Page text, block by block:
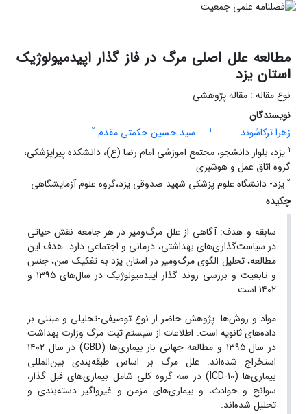
مطالعه علل اصلی مرگ در فاز گذار اپیدمیولوژیک
استان یزد
نوع مقاله : مقاله پژوهشی
نویسندگان
زهرا ترکاشوند
1 سید حسین حکمتی مقدم 2
1 یزد، بلوار دانشجو، مجتمع آموزشی امام رضا (ع)، دانشکده پیراپزشکی،
گروه اتاق عمل و هوشبری
2 یزد- دانشگاه علوم پزشکی شهید صدوقی یزد،گروه علوم آزمایشگاهی
چکیده
سابقه و هدف: آگاهی از علل مرگ‌ومیر در هر جامعه نقش حیاتی
در سیاست‌گذاری‌های بهداشتی، درمانی و اجتماعی دارد. هدف این
مطالعه، تحلیل الگوی مرگ‌ومیر در استان یزد به تفکیک سن، جنس
و تابعیت و بررسی روند گذار اپیدمیولوژیک در سال‌های ۱۳۹۵ و
۱۴۰۲ است.
مواد و روش‌ها: پژوهش حاضر از نوع توصیفی-تحلیلی و مبتنی بر
داده‌های ثانویه است. اطلاعات از سیستم ثبت مرگ وزارت بهداشت
در سال ۱۳۹۵ و مطالعه جهانی بار بیماری‌ها (GBD) در سال ۱۴۰۲
استخراج شده‌اند. علل مرگ بر اساس طبقه‌بندی بین‌المللی
بیماری‌ها (ICD-10) در سه گروه کلی شامل بیماری‌های قبل گذار،
سوانح و حوادث، و بیماری‌های مزمن و غیرواگیر دسته‌بندی و
تحلیل شده‌اند.